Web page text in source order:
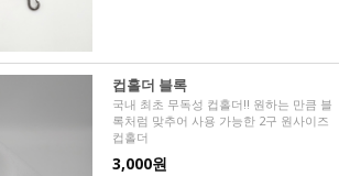
컵홀더 블록
국내 최초 무독성 컵홀더!! 원하는 만큼 블
록처럼 맞추어 사용 가능한 2구 원사이즈
컵홀더
3,000원